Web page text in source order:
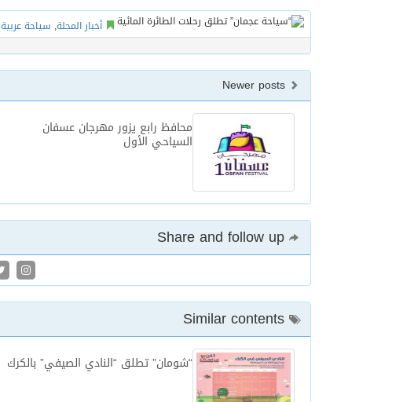
أخبار المجلة, سياحة عربية
محافظ رابع يزور مهرجان عسفان
السياحي الأول
“شومان” تطلق “النادي الصيفي” بالكرك